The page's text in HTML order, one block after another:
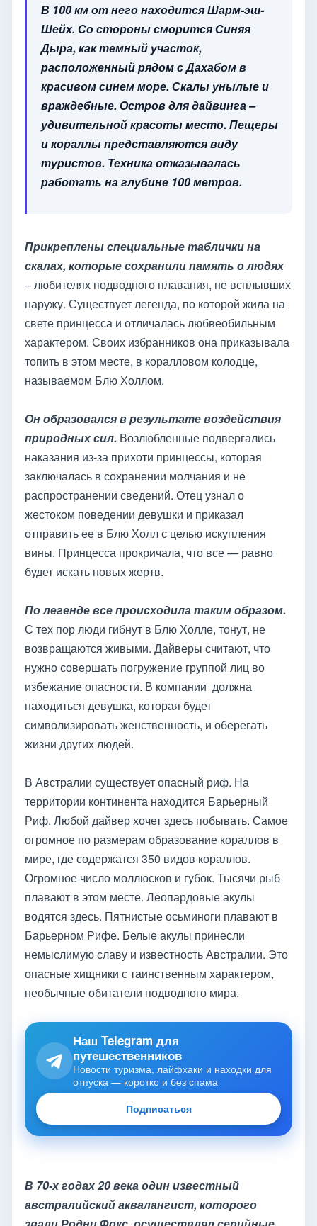
В 100 км от него находится Шарм-эш-
Шейх. Со стороны сморится Синяя
Дыра, как темный участок,
расположенный рядом с Дахабом в
красивом синем море. Скалы унылые и
враждебные. Остров для дайвинга –
удивительной красоты место. Пещеры
и кораллы представляются виду
туристов. Техника отказывалась
работать на глубине 100 метров.
Прикреплены специальные таблички на
скалах, которые сохранили память о людях
– любителях подводного плавания, не всплывших
наружу. Существует легенда, по которой жила на
свете принцесса и отличалась любвеобильным
характером. Своих избранников она приказывала
топить в этом месте, в коралловом колодце,
называемом Блю Холлом.
Он образовался в результате воздействия
природных сил. Возлюбленные подвергались
наказания из-за прихоти принцессы, которая
заключалась в сохранении молчания и не
распространении сведений. Отец узнал о
жестоком поведении девушки и приказал
отправить ее в Блю Холл с целью искупления
вины. Принцесса прокричала, что все — равно
будет искать новых жертв.
По легенде все происходила таким образом.
С тех пор люди гибнут в Блю Холле, тонут, не
возвращаются живыми. Дайверы считают, что
нужно совершать погружение группой лиц во
избежание опасности. В компании должна
находиться девушка, которая будет
символизировать женственность, и оберегать
жизни других людей.
В Австралии существует опасный риф. На
территории континента находится Барьерный
Риф. Любой дайвер хочет здесь побывать. Самое
огромное по размерам образование кораллов в
мире, где содержатся 350 видов кораллов.
Огромное число моллюсков и губок. Тысячи рыб
плавают в этом месте. Леопардовые акулы
водятся здесь. Пятнистые осьминоги плавают в
Барьерном Рифе. Белые акулы принесли
немыслимую славу и известность Австралии. Это
опасные хищники с таинственным характером,
необычные обитатели подводного мира.
Наш Telegram для
путешественников
Новости туризма, лайфхаки и находки для
отпуска — коротко и без спама
Подписаться
В 70-х годах 20 века один известный
австралийский аквалангист, которого